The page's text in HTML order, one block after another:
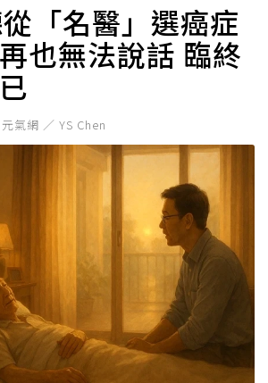
「名醫」選癌症
也無法說話 臨終
元氣網 ／ YS Chen